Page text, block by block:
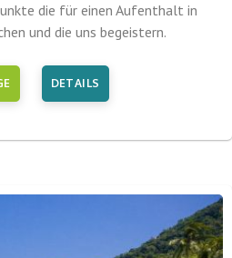
die für einen Aufenthalt in
und die uns begeistern.
DETAILS